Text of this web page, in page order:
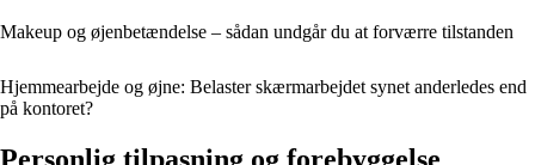
Makeup og øjenbetændelse – sådan undgår du at forværre tilstanden
Hjemmearbejde og øjne: Belaster skærmarbejdet synet anderledes end
på kontoret?